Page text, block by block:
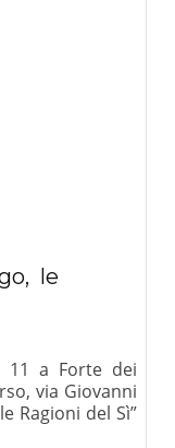
le
11 a Forte dei
via Giovanni
Ragioni del Sì”